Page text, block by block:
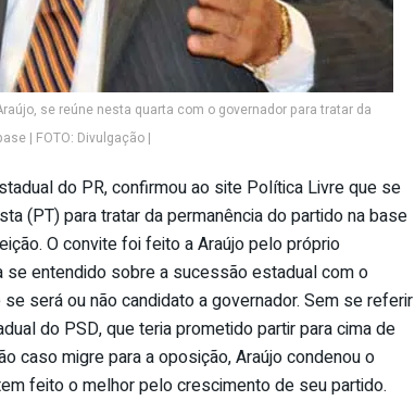
se reúne nesta quarta com o governador para tratar da
| FOTO: Divulgação |
do PR, confirmou ao site Política Livre que se
(PT) para tratar da permanência do partido na base
O convite foi feito a Araújo pelo próprio
entendido sobre a sucessão estadual com o
será ou não candidato a governador. Sem se referir
do PSD, que teria prometido partir para cima de
caso migre para a oposição, Araújo condenou o
feito o melhor pelo crescimento de seu partido.